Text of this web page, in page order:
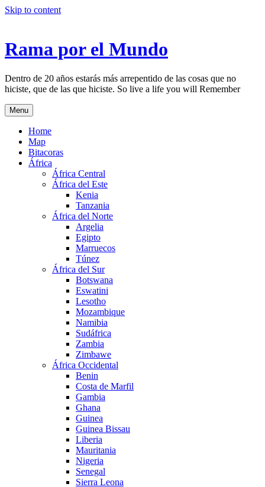
Skip to content
Rama por el Mundo
Dentro de 20 años estarás más arrepentido de las cosas que no
hiciste, que de las que hiciste. So live a life you will Remember
Menu
Home
Map
Bitacoras
África
África Central
África del Este
Kenia
Tanzania
África del Norte
Argelia
Egipto
Marruecos
Túnez
África del Sur
Botswana
Eswatini
Lesotho
Mozambique
Namibia
Sudáfrica
Zambia
Zimbawe
África Occidental
Benin
Costa de Marfil
Gambia
Ghana
Guinea
Guinea Bissau
Liberia
Mauritania
Nigeria
Senegal
Sierra Leona